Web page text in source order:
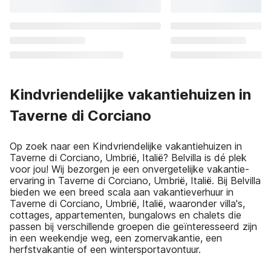
Kindvriendelijke vakantiehuizen in
Taverne di Corciano
Op zoek naar een Kindvriendelijke vakantiehuizen in
Taverne di Corciano, Umbrië, Italië? Belvilla is dé plek
voor jou! Wij bezorgen je een onvergetelijke vakantie-
ervaring in Taverne di Corciano, Umbrië, Italië. Bij Belvilla
bieden we een breed scala aan vakantieverhuur in
Taverne di Corciano, Umbrië, Italië, waaronder villa's,
cottages, appartementen, bungalows en chalets die
passen bij verschillende groepen die geïnteresseerd zijn
in een weekendje weg, een zomervakantie, een
herfstvakantie of een wintersportavontuur.